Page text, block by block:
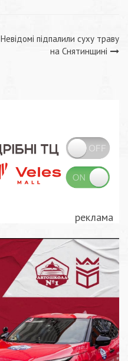
Невідомі підпалили суху траву
на Снятинщині